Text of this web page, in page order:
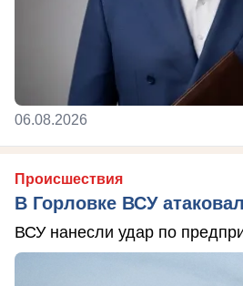
06.08.2026
Происшествия
В Горловке ВСУ
ВСУ нанесли удар по